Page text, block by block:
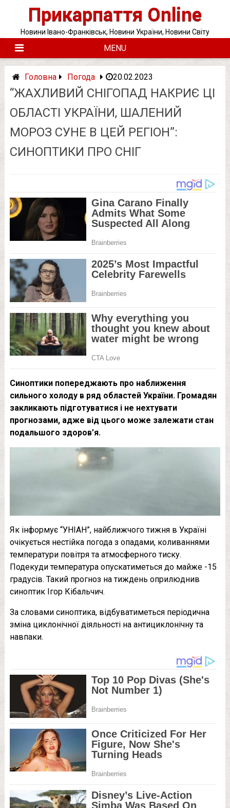
Прикарпаття Online
Новини Івано-Франківськ, Новини України, Новини Світу
MENU
Головна Погода 20.02.2023
“ЖАХЛИВИЙ СНІГОПАД НАКРИЄ ЦІ
ОБЛАСТІ УКРАЇНИ, ШАЛЕНИЙ
МОРОЗ СУНЕ В ЦЕЙ РЕГІОН”:
СИНОПТИКИ ПРО СНІГ
Синоптики попереджають про наближення
сильного холоду в ряд областей України. Громадян
закликають підготуватися і не нехтувати
прогнозами, адже від цього може залежати стан
подальшого здоров’я.
Як інформує “УНІАН”, найближчого тижня в Україні
очікується нестійка погода з опадами, коливаннями
температури повітря та атмосферного тиску.
Подекуди температура опускатиметься до майже -15
градусів. Такий прогноз на тиждень оприлюднив
синоптик Ігор Кібальчич.
За словами синоптика, відбуватиметься періодична
зміна циклонічної діяльності на антициклонічну та
навпаки.